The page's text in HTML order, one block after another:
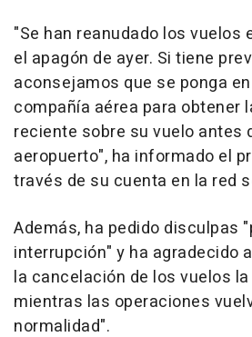
"Se han reanudado los vuelos
el apagón de ayer. Si tiene
aconsejamos que se ponga
compañía aérea para obtener
reciente sobre su vuelo antes
aeropuerto", ha informado el
través de su cuenta en la red
Además, ha pedido disculpas
interrupción" y ha agradecido
la cancelación de los vuelos
mientras las operaciones
normalidad".